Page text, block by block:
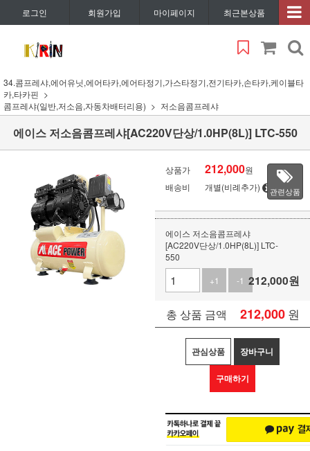
로그인 회원가입 마이페이지 최근본상품
34.콤프레샤,에어유닛,에어타카,에어타정기,가스타정기,전기타카,손타카,케이블타
카,타카핀
콤프레샤(일반,저소음,자동차배터리용)
저소음콤프레샤
에이스 저소음콤프레샤[AC220V단상/1.0HP(8L)] LTC-550
상품가 212,000원
배송비
개별(비례추가) 관련상품
에이스 저소음콤프레샤
[AC220V단상/1.0HP(8L)] LTC-
550
+1
-1 212,000원
총 상품 금액 212,000 원
관심상품 장바구니
구매하기